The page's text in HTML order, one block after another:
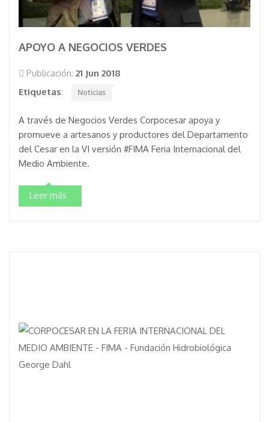
APOYO A NEGOCIOS VERDES
Publicación: 21 Jun 2018
Etiquetas: Noticias
A través de Negocios Verdes Corpocesar apoya y
promueve a artesanos y productores del Departamento
del Cesar en la VI versión #FIMA Feria Internacional del
Medio Ambiente.
Leer más